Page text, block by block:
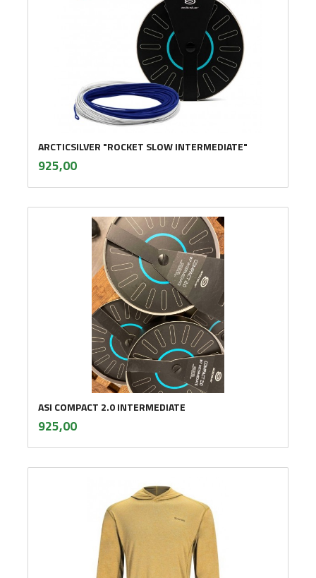
ARCTICSILVER "ROCKET SLOW INTERMEDIATE"
Pris
925,00mva.
ASI COMPACT 2.0 INTERMEDIATE
Pris
925,00mva.